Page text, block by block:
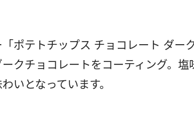
ポテトチップス チョコレート ダー
クチョコレートをコーティング。
いとなっています。